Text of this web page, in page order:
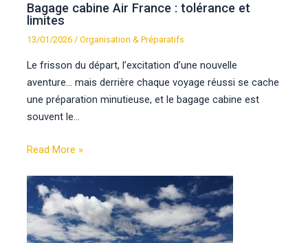
Bagage cabine Air France : tolérance et
limites
13/01/2026/Organisation & Préparatifs
Le frisson du départ, l’excitation d’une nouvelle
aventure… mais derrière chaque voyage réussi se cache
une préparation minutieuse, et le bagage cabine est
souvent le…
Read More »